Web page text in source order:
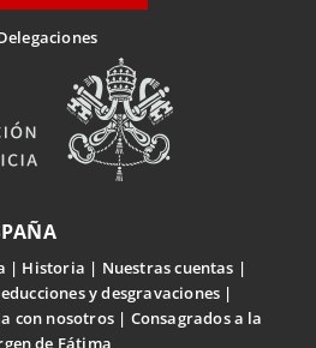
Historia
Nuestras cuentas
y desgravaciones
con nosotros
Consagrados a la
de Fátima